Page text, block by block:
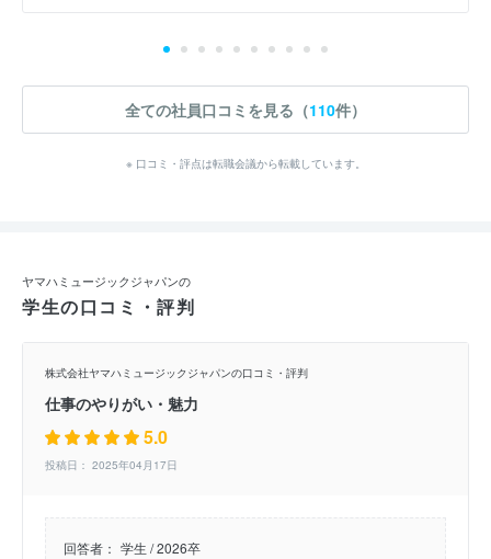
全ての社員口コミを見る（110件）
※ 口コミ・評点は転職会議から転載しています。
ヤマハミュージックジャパンの
学生の口コミ・評判
株式会社ヤマハミュージックジャパンの口コミ・評判
仕事のやりがい・魅力
5.0
投稿日： 2025年04月17日
回答者： 学生 / 2026卒